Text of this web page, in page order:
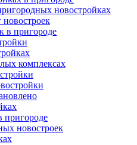
новостройках
в пригороде
комплексах
пригороде
новостроек